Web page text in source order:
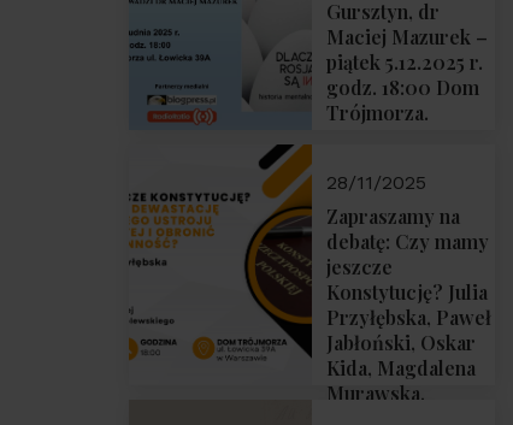
Więźniów
Politycznych PRL
o godz. 16:00 – 19
grudnia 2025 r.
Gursztyn, dr
Maciej Mazurek –
piątek 5.12.2025 r.
godz. 18:00 Dom
Trójmorza.
28/11/2025
Zapraszamy na
debatę: Czy mamy
jeszcze
Konstytucję? Julia
Przyłębska, Paweł
Jabłoński, Oskar
Kida, Magdalena
Murawska,